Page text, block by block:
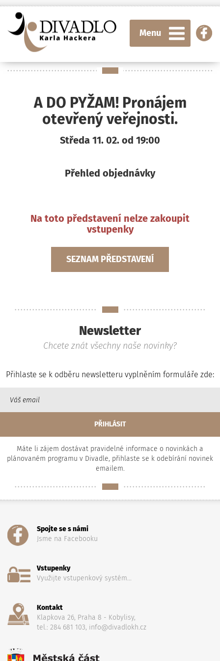
Menu
A DO PYŽAM! Pronájem
otevřený veřejnosti.
Středa 11. 02. od 19:00
Přehled objednávky
Na toto představení nelze zakoupit
vstupenky
SEZNAM PŘEDSTAVENÍ
Newsletter
Chcete znát všechny naše novinky?
Přihlaste se k odběru newsletteru vyplněním formuláře zde:
Máte li zájem dostávat pravidelné informace o novinkách a
plánovaném programu v Divadle, přihlaste se k odebírání novinek
emailem.
Spojte se s námi
Jsme na Facebooku
Vstupenky
Využijte vstupenkový systém...
Kontakt
Klapkova 26, Praha 8 - Kobylisy,
tel.: 284 681 103, info@divadlokh.cz